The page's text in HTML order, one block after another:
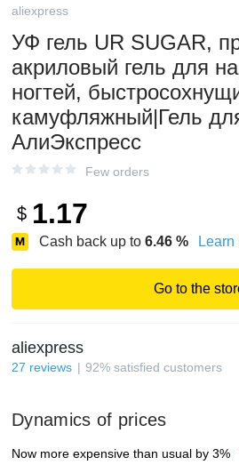
aliexpress
УФ гель UR SUGAR,
акриловый гель для
ногтей,
камуфляжный|Гель
АлиЭкспресс
Few orders
$ 1.17
Cash back up to 6.46 % Learn
Go to the
aliexpress
27 reviews 92% satisfied customers
Dynamics of prices
Now more expensive than usual by 3%